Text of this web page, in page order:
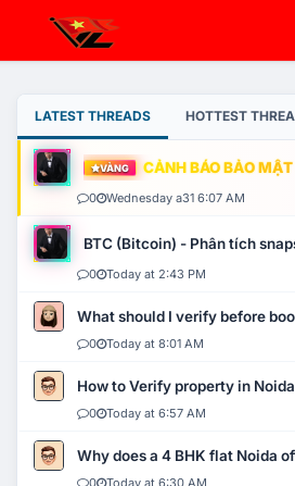
LATEST THREADS HOTTEST
VÀNG CẢNH BÁO BẢO
0 Wednesday a31 6:07 AM
BTC (Bitcoin) - Phân tích
0 Today at 2:43 PM
What should I verify before
0 Today at 8:01 AM
How to Verify property in
0 Today at 6:57 AM
Why does a 4 BHK flat Noida
0 Today at 6:30 AM